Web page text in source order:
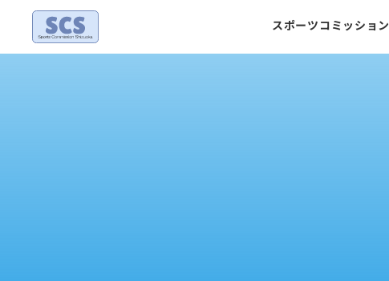
content
スポーツコミッション